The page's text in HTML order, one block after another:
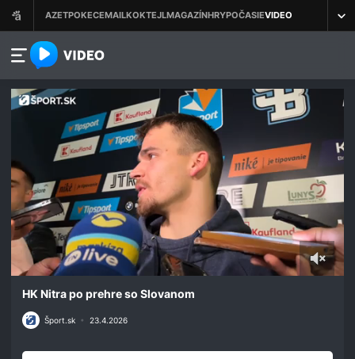
azet.video.sk
seconds
50
seconds
HK Nitra po prehre so Slovanom
Šport.sk • 23.4.2026